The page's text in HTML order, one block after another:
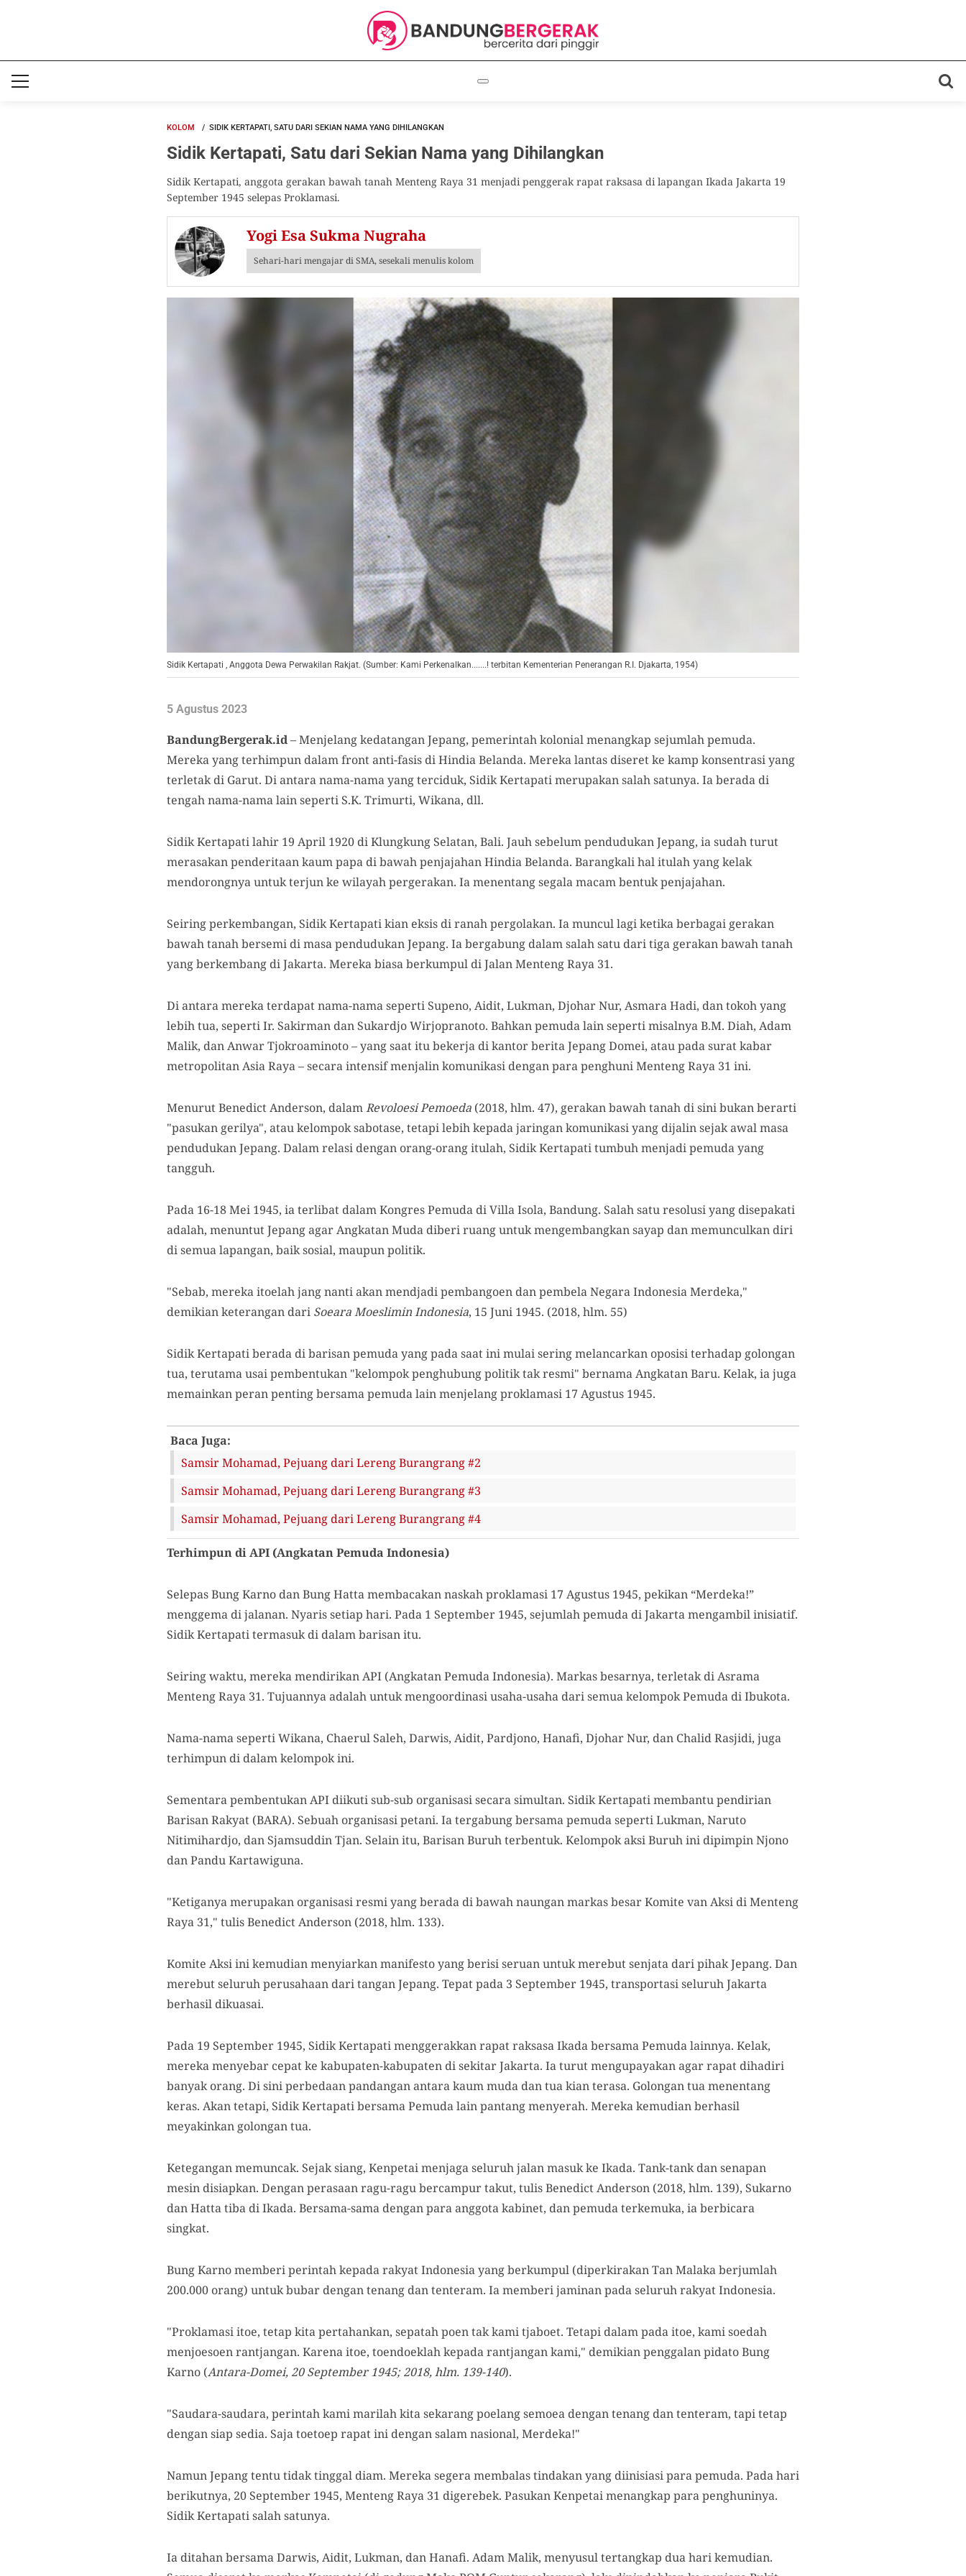
KOLOM SIDIK KERTAPATI, SATU DARI SEKIAN NAMA YANG DIHILANGKAN
Sidik Kertapati, Satu dari Sekian Nama yang Dihilangkan
Sidik Kertapati, anggota gerakan bawah tanah Menteng Raya 31 menjadi penggerak rapat raksasa di lapangan Ikada Jakarta 19
September 1945 selepas Proklamasi.
Yogi Esa Sukma Nugraha
Sehari-hari mengajar di SMA, sesekali menulis kolom
Sidik Kertapati , Anggota Dewa Perwakilan Rakjat. (Sumber: Kami Perkenalkan.......! terbitan Kementerian Penerangan R.I. Djakarta, 1954)
5 Agustus 2023
BandungBergerak.id– Menjelang kedatangan Jepang, pemerintah kolonial menangkap sejumlah pemuda.
Mereka yang terhimpun dalam front anti-fasis di Hindia Belanda. Mereka lantas diseret ke kamp konsentrasi yang
terletak di Garut. Di antara nama-nama yang terciduk, Sidik Kertapati merupakan salah satunya. Ia berada di
tengah nama-nama lain seperti S.K. Trimurti, Wikana, dll.
Sidik Kertapati lahir 19 April 1920 di Klungkung Selatan, Bali. Jauh sebelum pendudukan Jepang, ia sudah turut
merasakan penderitaan kaum papa di bawah penjajahan Hindia Belanda. Barangkali hal itulah yang kelak
mendorongnya untuk terjun ke wilayah pergerakan. Ia menentang segala macam bentuk penjajahan.
Seiring perkembangan, Sidik Kertapati kian eksis di ranah pergolakan. Ia muncul lagi ketika berbagai gerakan
bawah tanah bersemi di masa pendudukan Jepang. Ia bergabung dalam salah satu dari tiga gerakan bawah tanah
yang berkembang di Jakarta. Mereka biasa berkumpul di Jalan Menteng Raya 31.
Di antara mereka terdapat nama-nama seperti Supeno, Aidit, Lukman, Djohar Nur, Asmara Hadi, dan tokoh yang
lebih tua, seperti Ir. Sakirman dan Sukardjo Wirjopranoto. Bahkan pemuda lain seperti misalnya B.M. Diah, Adam
Malik, dan Anwar Tjokroaminoto – yang saat itu bekerja di kantor berita Jepang Domei, atau pada surat kabar
metropolitan Asia Raya – secara intensif menjalin komunikasi dengan para penghuni Menteng Raya 31 ini.
Menurut Benedict Anderson, dalamRevoloesi Pemoeda (2018, hlm. 47), gerakan bawah tanah di sini bukan berarti
"pasukan gerilya", atau kelompok sabotase, tetapi lebih kepada jaringan komunikasi yang dijalin sejak awal masa
pendudukan Jepang. Dalam relasi dengan orang-orang itulah, Sidik Kertapati tumbuh menjadi pemuda yang
tangguh.
Pada 16-18 Mei 1945, ia terlibat dalam Kongres Pemuda di Villa Isola, Bandung. Salah satu resolusi yang disepakati
adalah, menuntut Jepang agar Angkatan Muda diberi ruang untuk mengembangkan sayap dan memunculkan diri
di semua lapangan, baik sosial, maupun politik.
"Sebab, mereka itoelah jang nanti akan mendjadi pembangoen dan pembela Negara Indonesia Merdeka,"
demikian keterangan dari Soeara Moeslimin Indonesia, 15 Juni 1945. (2018, hlm. 55)
Sidik Kertapati berada di barisan pemuda yang pada saat ini mulai sering melancarkan oposisi terhadap golongan
tua, terutama usai pembentukan "kelompok penghubung politik tak resmi" bernama Angkatan Baru. Kelak, ia juga
memainkan peran penting bersama pemuda lain menjelang proklamasi 17 Agustus 1945.
Baca Juga:
Samsir Mohamad, Pejuang dari Lereng Burangrang #2
Samsir Mohamad, Pejuang dari Lereng Burangrang #3
Samsir Mohamad, Pejuang dari Lereng Burangrang #4
Terhimpun di API (Angkatan Pemuda Indonesia)
Selepas Bung Karno dan Bung Hatta membacakan naskah proklamasi 17 Agustus 1945, pekikan “Merdeka!”
menggema di jalanan. Nyaris setiap hari. Pada 1 September 1945, sejumlah pemuda di Jakarta mengambil inisiatif.
Sidik Kertapati termasuk di dalam barisan itu.
Seiring waktu, mereka mendirikan API (Angkatan Pemuda Indonesia). Markas besarnya, terletak di Asrama
Menteng Raya 31. Tujuannya adalah untuk mengoordinasi usaha-usaha dari semua kelompok Pemuda di Ibukota.
Nama-nama seperti Wikana, Chaerul Saleh, Darwis, Aidit, Pardjono, Hanafi, Djohar Nur, dan Chalid Rasjidi, juga
terhimpun di dalam kelompok ini.
Sementara pembentukan API diikuti sub-sub organisasi secara simultan. Sidik Kertapati membantu pendirian
Barisan Rakyat (BARA). Sebuah organisasi petani. Ia tergabung bersama pemuda seperti Lukman, Naruto
Nitimihardjo, dan Sjamsuddin Tjan. Selain itu, Barisan Buruh terbentuk. Kelompok aksi Buruh ini dipimpin Njono
dan Pandu Kartawiguna.
"Ketiganya merupakan organisasi resmi yang berada di bawah naungan markas besar Komite van Aksi di Menteng
Raya 31," tulis Benedict Anderson (2018, hlm. 133).
Komite Aksi ini kemudian menyiarkan manifesto yang berisi seruan untuk merebut senjata dari pihak Jepang. Dan
merebut seluruh perusahaan dari tangan Jepang. Tepat pada 3 September 1945, transportasi seluruh Jakarta
berhasil dikuasai.
Pada 19 September 1945, Sidik Kertapati menggerakkan rapat raksasa Ikada bersama Pemuda lainnya. Kelak,
mereka menyebar cepat ke kabupaten-kabupaten di sekitar Jakarta. Ia turut mengupayakan agar rapat dihadiri
banyak orang. Di sini perbedaan pandangan antara kaum muda dan tua kian terasa. Golongan tua menentang
keras. Akan tetapi, Sidik Kertapati bersama Pemuda lain pantang menyerah. Mereka kemudian berhasil
meyakinkan golongan tua.
Ketegangan memuncak. Sejak siang, Kenpetai menjaga seluruh jalan masuk ke Ikada. Tank-tank dan senapan
mesin disiapkan. Dengan perasaan ragu-ragu bercampur takut, tulis Benedict Anderson (2018, hlm. 139), Sukarno
dan Hatta tiba di Ikada. Bersama-sama dengan para anggota kabinet, dan pemuda terkemuka, ia berbicara
singkat.
Bung Karno memberi perintah kepada rakyat Indonesia yang berkumpul (diperkirakan Tan Malaka berjumlah
200.000 orang) untuk bubar dengan tenang dan tenteram. Ia memberi jaminan pada seluruh rakyat Indonesia.
"Proklamasi itoe, tetap kita pertahankan, sepatah poen tak kami tjaboet. Tetapi dalam pada itoe, kami soedah
menjoesoen rantjangan. Karena itoe, toendoeklah kepada rantjangan kami," demikian penggalan pidato Bung
Karno (Antara-Domei, 20 September 1945; 2018, hlm. 139-140).
"Saudara-saudara, perintah kami marilah kita sekarang poelang semoea dengan tenang dan tenteram, tapi tetap
dengan siap sedia. Saja toetoep rapat ini dengan salam nasional, Merdeka!"
Namun Jepang tentu tidak tinggal diam. Mereka segera membalas tindakan yang diinisiasi para pemuda. Pada hari
berikutnya, 20 September 1945, Menteng Raya 31 digerebek. Pasukan Kenpetai menangkap para penghuninya.
Sidik Kertapati salah satunya.
Ia ditahan bersama Darwis, Aidit, Lukman, dan Hanafi. Adam Malik, menyusul tertangkap dua hari kemudian.